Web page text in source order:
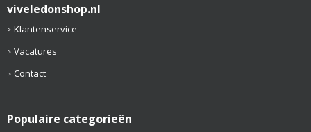
viveledonshop.nl
Klantenservice
Vacatures
Contact
Populaire categorieën